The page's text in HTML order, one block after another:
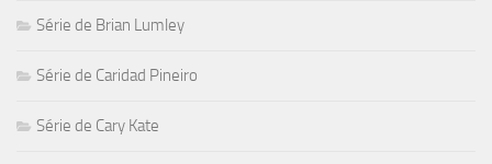
Série de Brian Lumley
Série de Caridad Pineiro
Série de Cary Kate